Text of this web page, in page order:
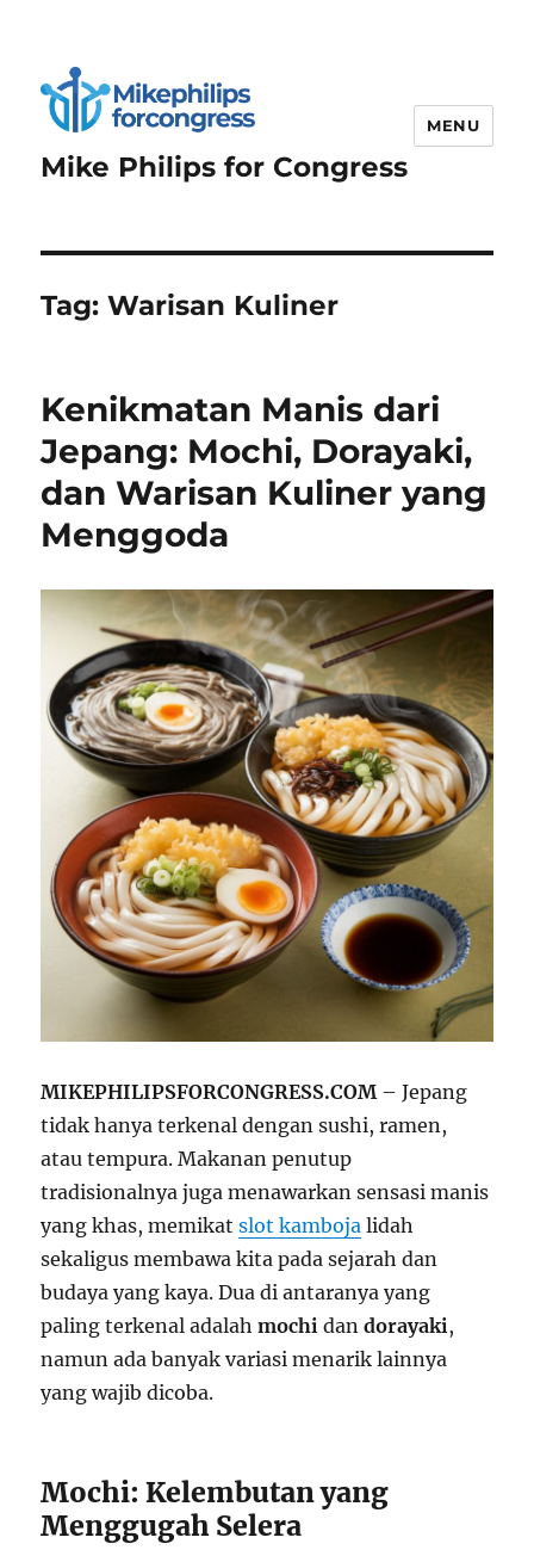
Mike Philips for Congress
MENU
Tag:Warisan Kuliner
Kenikmatan Manis dari
Jepang: Mochi, Dorayaki,
dan Warisan Kuliner yang
Menggoda
MIKEPHILIPSFORCONGRESS.COM– Jepang
tidak hanya terkenal dengan sushi, ramen,
atau tempura. Makanan penutup
tradisionalnya juga menawarkan sensasi manis
yang khas, memikatslot kamboja lidah
sekaligus membawa kita pada sejarah dan
budaya yang kaya. Dua di antaranya yang
paling terkenal adalahmochi dandorayaki,
namun ada banyak variasi menarik lainnya
yang wajib dicoba.
Mochi: Kelembutan yang
Menggugah Selera